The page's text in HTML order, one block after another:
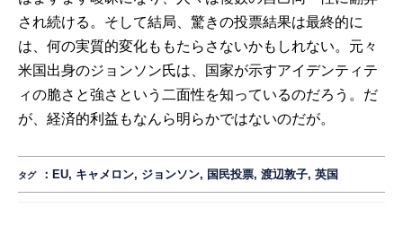
され続ける。そして結局、驚きの投票結果は最終的に
は、何の実質的変化ももたらさないかもしれない。元々
米国出身のジョンソン氏は、国家が示すアイデンティテ
ィの脆さと強さという二面性を知っているのだろう。だ
が、経済的利益もなんら明らかではないのだが。
タグ ：EU, キャメロン, ジョンソン, 国民投票,渡辺敦子,英国